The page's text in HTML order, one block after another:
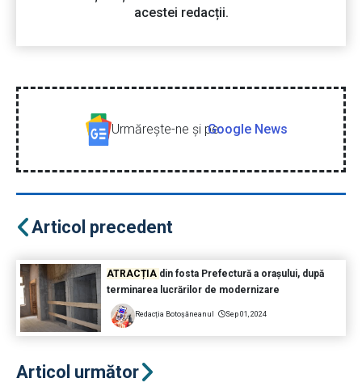
acestei redacții.
Urmăreşte-ne şi peGoogle News
Articol precedent
ATRACȚIA din fosta Prefectură a orașului, după
terminarea lucrărilor de modernizare
Redacția Botoșăneanul Sep 01, 2024
Articol următor